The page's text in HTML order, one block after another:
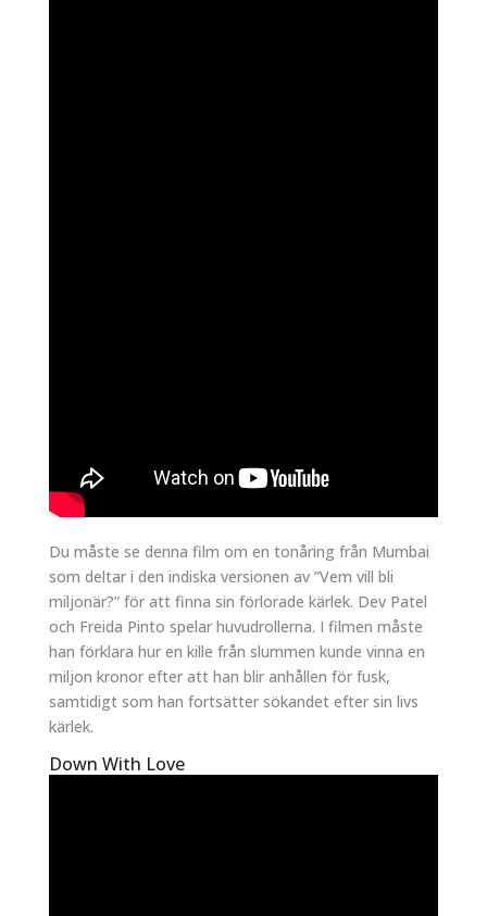
Du måste se denna film om en tonåring från Mumbai
som deltar i den indiska versionen av ”Vem vill bli
miljonär?” för att finna sin förlorade kärlek. Dev Patel
och Freida Pinto spelar huvudrollerna. I filmen måste
han förklara hur en kille från slummen kunde vinna en
miljon kronor efter att han blir anhållen för fusk,
samtidigt som han fortsätter sökandet efter sin livs
kärlek.
Down With Love